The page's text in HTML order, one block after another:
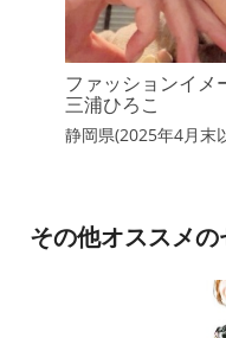
ファッションイ
三浦ひろこ
静岡県(2025年4月末
その他オススメ